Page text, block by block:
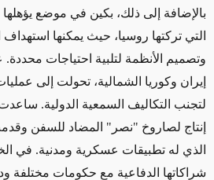
بالإضافة إلى ذلك، بكين في موضع يؤهلها
التي تركتها روسيا، حيث يمكنها
وتصميم الأنظمة لتلبية احتياجات محددة.
إيران وكوريا الشمالية، تحولت إلى
لتجنب التكاليف السمعية الدولية.
إنتاج لصاروخ "نصر" المضاد للسفن
الذي له تطبيقات عسكرية ومدنية. في
شراكاتها الدفاعية مع حكومات مختلفة